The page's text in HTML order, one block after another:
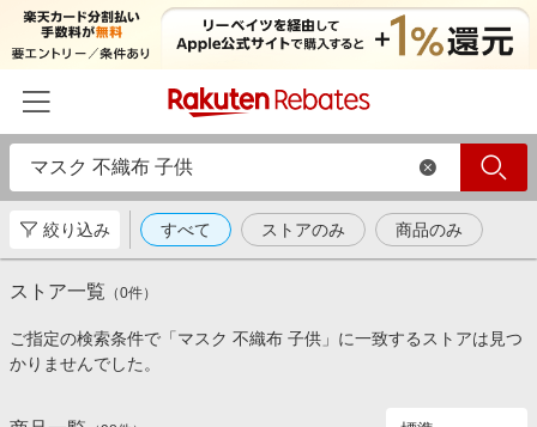
ホーム
カテゴリー一覧
百貨店・総合ECモール
食品・スイーツ・お酒
イベント一覧
絞り込み すべて ストアのみ 商品のみ
ストア一覧 （0件）
ご指定の検索条件で「マスク 不織布 子供」に一致するストアは見つ
かりませんでした。